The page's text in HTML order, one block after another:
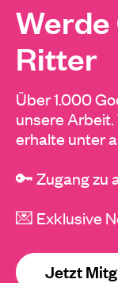
Werde
Ritter
Über 1.000
unsere
erhalte unter
🔑 Zugang zu
💌 Exklusive
Jetzt